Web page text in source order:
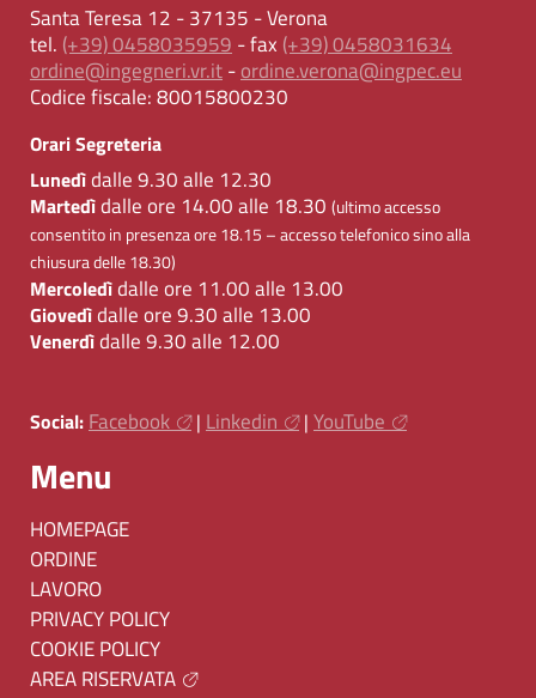
Santa Teresa 12 - 37135 - Verona
tel. (+39) 0458035959 - fax (+39) 0458031634
ordine@ingegneri.vr.it-ordine.verona@ingpec.eu
Codice fiscale:80015800230
Orari Segreteria
Lunedìdalle 9.30 alle 12.30
Martedìdalle ore 14.00 alle 18.30 (ultimo accesso
consentito in presenza ore 18.15 – accesso telefonico sino alla
chiusura delle 18.30)
Mercoledìdalle ore 11.00 alle 13.00
Giovedìdalle ore 9.30 alle 13.00
Venerdìdalle 9.30 alle 12.00
Social: Facebook | Linkedin | YouTube
Menu
HOMEPAGE
ORDINE
LAVORO
PRIVACY POLICY
COOKIE POLICY
AREA RISERVATA